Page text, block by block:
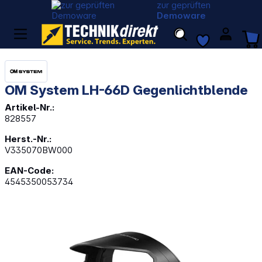
zur geprüften
Demoware
OM System LH-66D Gegenlichtblende
Artikel-Nr.:
828557
Herst.-Nr.:
V335070BW000
EAN-Code:
4545350053734